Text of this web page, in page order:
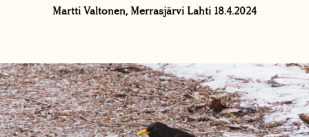
Martti Valtonen, Merrasjärvi Lahti 18.4.2024